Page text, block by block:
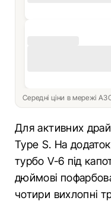
Середні ціни в мережі
Для активних
Type S. На
турбо V-6 під
дюймові
чотири вихлопні